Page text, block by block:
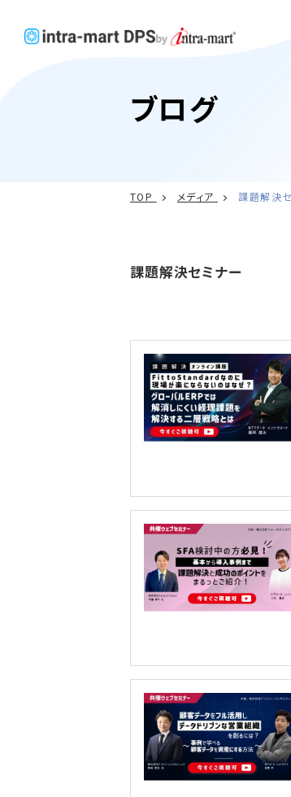
ブログ
TOP メディア 課題解決
課題解決セミナー